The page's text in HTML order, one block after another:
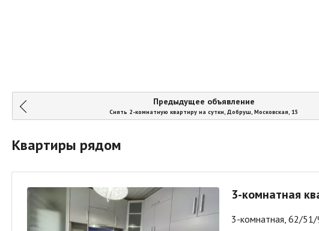
Предыдущее объявление
Снять 2-комнатную квартиру на сутки, Добруш, Московская, 15
Квартиры рядом
3-комнатная
3-комнатная, 62/